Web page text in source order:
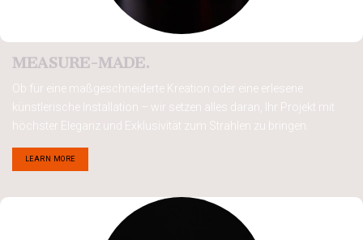
MEASURE-MADE.
Ob für eine maßgeschneiderte Kreation oder eine erlesene
künstlerische Installation – wir setzen alles daran, Ihr Projekt mit
höchster Eleganz und Exklusivität zum Strahlen zu bringen.
LEARN​​ MORE